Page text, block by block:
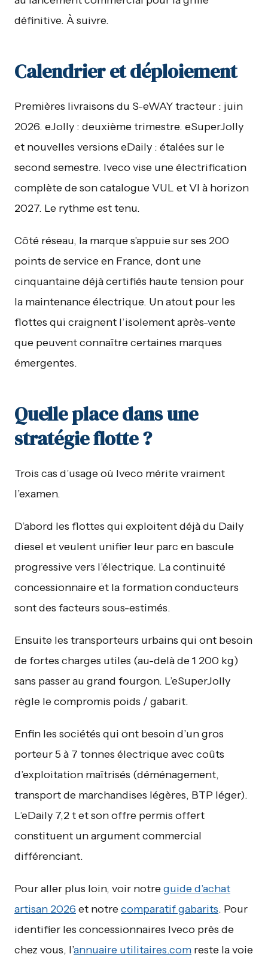
définitive. À suivre.
Calendrier et déploiement
Premières livraisons du S-eWAY tracteur : juin
2026. eJolly : deuxième trimestre. eSuperJolly
et nouvelles versions eDaily : étalées sur le
second semestre. Iveco vise une électrification
complète de son catalogue VUL et VI à horizon
2027. Le rythme est tenu.
Côté réseau, la marque s’appuie sur ses 200
points de service en France, dont une
cinquantaine déjà certifiés haute tension pour
la maintenance électrique. Un atout pour les
flottes qui craignent l’isolement après-vente
que peuvent connaître certaines marques
émergentes.
Quelle place dans une
stratégie flotte ?
Trois cas d’usage où Iveco mérite vraiment
l’examen.
D’abord les flottes qui exploitent déjà du Daily
diesel et veulent unifier leur parc en bascule
progressive vers l’électrique. La continuité
concessionnaire et la formation conducteurs
sont des facteurs sous-estimés.
Ensuite les transporteurs urbains qui ont besoin
de fortes charges utiles (au-delà de 1 200 kg)
sans passer au grand fourgon. L’eSuperJolly
règle le compromis poids / gabarit.
Enfin les sociétés qui ont besoin d’un gros
porteur 5 à 7 tonnes électrique avec coûts
d’exploitation maîtrisés (déménagement,
transport de marchandises légères, BTP léger).
L’eDaily 7,2 t et son offre permis offert
constituent un argument commercial
différenciant.
Pour aller plus loin, voir notreguide d’achat
artisan 2026 et notrecomparatif gabarits. Pour
identifier les concessionnaires Iveco près de
chez vous, l’annuaire utilitaires.com reste la voie